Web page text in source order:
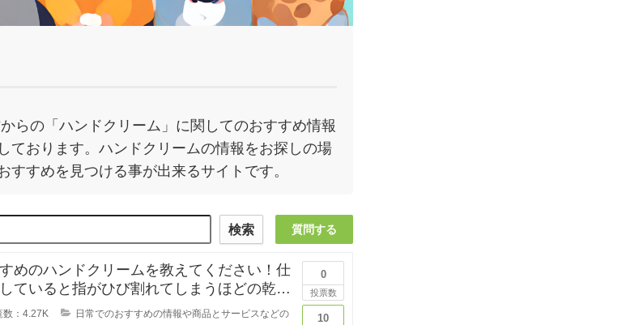
らの「ハンドクリーム」に関してのおすすめ情報
ております。ハンドクリームの情報をお探しの場
すめを見つける事が出来るサイトです。
質問する
検索
めのハンドクリームを教えてください！仕
ていると指がひび割れてしまうほどの乾燥
一度ひび割れすると年齢のせ
数：4.27K
日常でのおすすめの情報や商品とサービスなどの
0
投票数
10